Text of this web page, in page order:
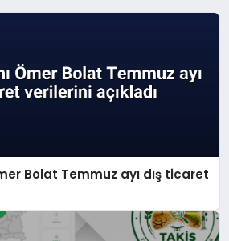
Bolat Temmuz ayı dış ticaret